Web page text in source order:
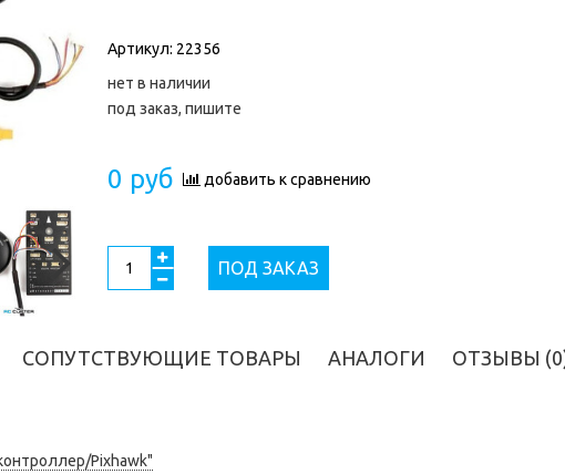
Артикул: 22356
нет в наличии
под заказ, пишите
0 руб добавить к сравнению
ПОД ЗАКАЗ
СОПУТСТВУЮЩИЕ ТОВАРЫ АНАЛОГИ ОТЗЫВЫ
Pixhawk"